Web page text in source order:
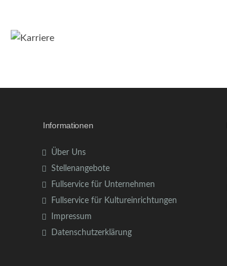
Informationen
Über Uns
Stellenangebote
Fullservice für Unternehmen
Fullservice für Kultureinrichtungen
Impressum
Datenschutzerklärung